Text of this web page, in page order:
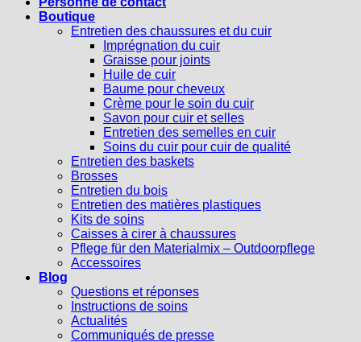
Boutique
Entretien des chaussures et du cuir
Imprégnation du cuir
Graisse pour joints
Huile de cuir
Baume pour cheveux
Crème pour le soin du cuir
Savon pour cuir et selles
Entretien des semelles en cuir
Soins du cuir pour cuir de qualité
Entretien des baskets
Brosses
Entretien du bois
Entretien des matières plastiques
Kits de soins
Caisses à cirer à chaussures
Pflege für den Materialmix – Outdoorpflege
Accessoires
Blog
Questions et réponses
Instructions de soins
Actualités
Communiqués de presse